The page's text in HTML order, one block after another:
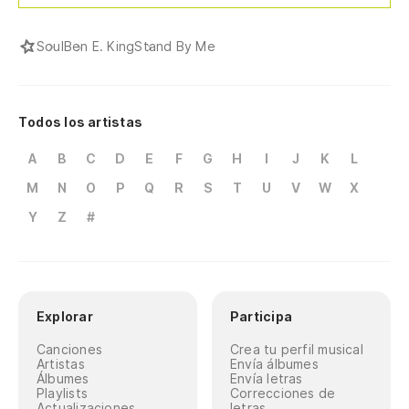
SoulBen E. KingStand By Me
Todos los artistas
A B C D E F G H I J K
L
M
N O P Q R S T U V W
X
Y
Z #
Explorar
Canciones
Artistas
Álbumes
Playlists
Participa
Crea tu perfil musical
Envía álbumes
Envía letras
Correcciones de